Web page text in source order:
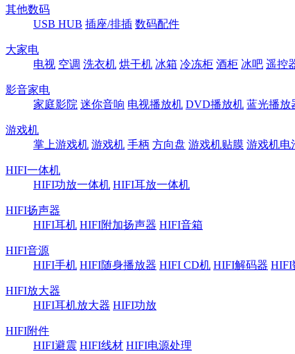
其他数码
USB HUB 插座/排插 数码配件
大家电
电视 空调 洗衣机 烘干机 冰箱 冷冻柜 酒柜 冰吧 遥控
影音家电
家庭影院 迷你音响 电视播放机 DVD播放机 蓝光播放
游戏机
掌上游戏机 游戏机 手柄 方向盘 游戏机贴膜 游戏机电
HIFI一体机
HIFI功放一体机 HIFI耳放一体机
HIFI扬声器
HIFI耳机 HIFI附加扬声器 HIFI音箱
HIFI音源
HIFI手机 HIFI随身播放器 HIFI CD机 HIFI解码器 HIFI
HIFI放大器
HIFI耳机放大器 HIFI功放
HIFI附件
HIFI避震 HIFI线材 HIFI电源处理